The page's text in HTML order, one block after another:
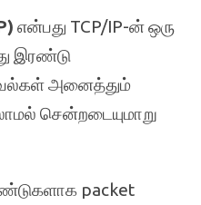
என்பது TCP/IP-ன் ஒரு
இரண்டு
அனைத்தும்
சென்றடையுமாறு
packet